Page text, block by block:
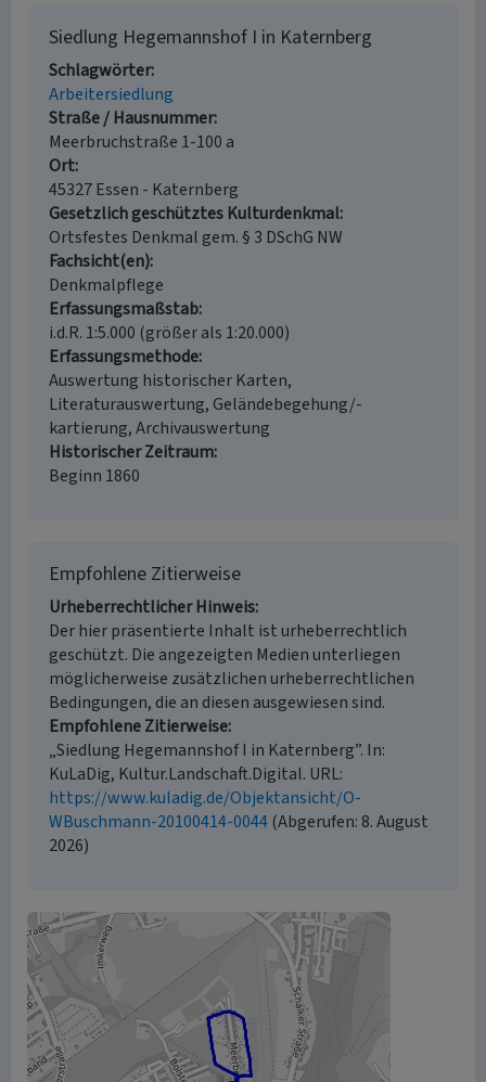
Siedlung Hegemannshof I in Katernberg
Schlagwörter
Arbeitersiedlung
Straße / Hausnummer
Meerbruchstraße 1-100 a
Ort
45327 Essen - Katernberg
Gesetzlich geschütztes Kulturdenkmal
Ortsfestes Denkmal gem. § 3 DSchG NW
Fachsicht(en)
Denkmalpflege
Erfassungsmaßstab
i.d.R. 1:5.000 (größer als 1:20.000)
Erfassungsmethode
Auswertung historischer Karten,
Literaturauswertung, Geländebegehung/-
kartierung, Archivauswertung
Historischer Zeitraum
Beginn 1860
Empfohlene Zitierweise
Urheberrechtlicher Hinweis
Der hier präsentierte Inhalt ist urheberrechtlich
geschützt. Die angezeigten Medien unterliegen
möglicherweise zusätzlichen urheberrechtlichen
Bedingungen, die an diesen ausgewiesen sind.
Empfohlene Zitierweise
„Siedlung Hegemannshof I in Katernberg”. In:
KuLaDig, Kultur.Landschaft.Digital. URL:
https://www.kuladig.de/Objektansicht/O-
WBuschmann-20100414-0044(Abgerufen: 8. August
2026)